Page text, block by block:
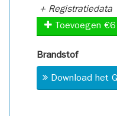
+ Registratiedata
Toevoegen €6
Brandstof
Download het